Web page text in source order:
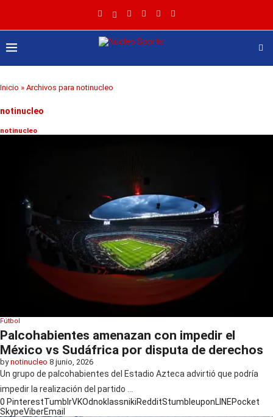
Inicio » Archivos para notinucleo
notinucleo
notinucleo
Fútbol
Palcohabientes amenazan con impedir el
México vs Sudáfrica por disputa de derechos
bynotinucleo 8 junio, 2026
Un grupo de palcohabientes del Estadio Azteca advirtió que podría
impedir la realización del partido …
0 PinterestTumblrVKOdnoklassnikiRedditStumbleuponLINEPocket
SkypeViberEmail